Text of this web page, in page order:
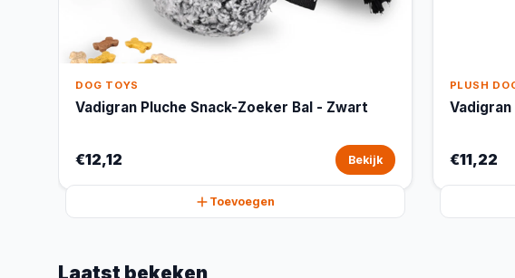
DOG TOYS
Vadigran Pluche Snack-Zoeker Bal - Zwart
€12,12 Bekijk
Toevoegen
PLUSH
€11,22
Laatst bekeken